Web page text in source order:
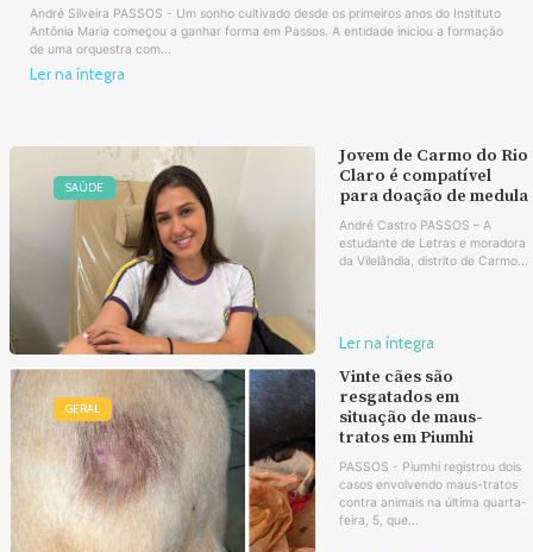
André Silveira PASSOS - Um sonho cultivado desde os primeiros anos do Instituto
Antônia Maria começou a ganhar forma em Passos. A entidade iniciou a formação
de uma orquestra com...
Ler na íntegra
SAÚDE
Jovem de Carmo do Rio
Claro é compatível
para doação de medula
André Castro PASSOS – A
estudante de Letras e moradora
da Vilelândia, distrito de Carmo...
Ler na íntegra
GERAL
Vinte cães são
resgatados em
situação de maus-
tratos em Piumhi
PASSOS - Piumhi registrou dois
casos envolvendo maus-tratos
contra animais na última quarta-
feira, 5, que...